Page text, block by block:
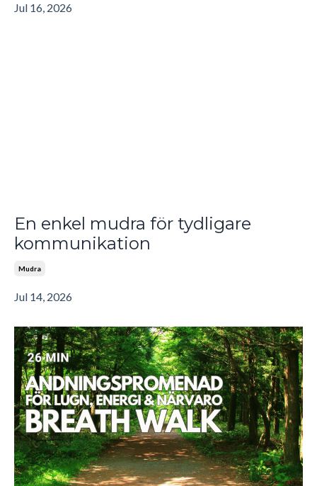
Jul 16, 2026
En enkel mudra för tydligare
kommunikation
Mudra
Jul 14, 2026